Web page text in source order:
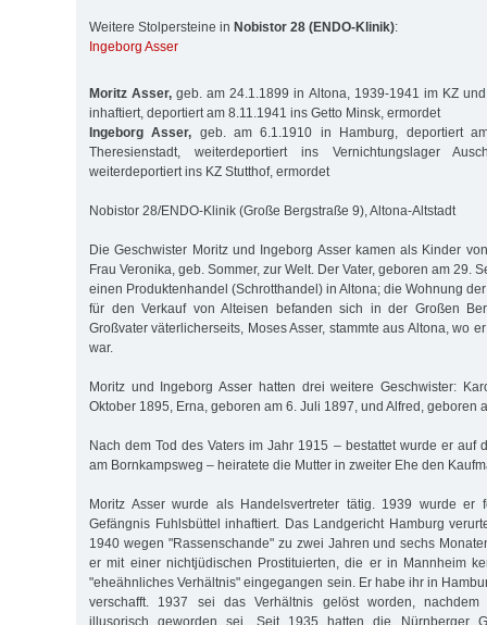
Weitere Stolpersteine in Nobistor 28 (ENDO-Klinik):
Ingeborg Asser
Moritz Asser, geb. am 24.1.1899 in Altona, 1939-1941 im KZ
inhaftiert, deportiert am 8.11.1941 ins Getto Minsk, ermordet
Ingeborg Asser, geb. am 6.1.1910 in Hamburg, deportiert
Theresienstadt, weiterdeportiert ins Vernichtungslager
weiterdeportiert ins KZ Stutthof, ermordet
Nobistor 28/ENDO-Klinik (Große Bergstraße 9), Altona-Altstadt
Die Geschwister Moritz und Ingeborg Asser kamen als Kinder
Frau Veronika, geb. Sommer, zur Welt. Der Vater, geboren am 29.
einen Produktenhandel (Schrotthandel) in Altona; die Wohnung
für den Verkauf von Alteisen befanden sich in der Großen
Großvater väterlicherseits, Moses Asser, stammte aus Altona, wo
war.
Moritz und Ingeborg Asser hatten drei weitere Geschwister:
Oktober 1895, Erna, geboren am 6. Juli 1897, und Alfred, geboren
Nach dem Tod des Vaters im Jahr 1915 – bestattet wurde er auf
am Bornkampsweg – heiratete die Mutter in zweiter Ehe den
Moritz Asser wurde als Handelsvertreter tätig. 1939 wurde er
Gefängnis Fuhlsbüttel inhaftiert. Das Landgericht Hamburg
1940 wegen "Rassenschande" zu zwei Jahren und sechs
er mit einer nichtjüdischen Prostituierten, die er in Mannheim
"eheähnliches Verhältnis" eingegangen sein. Er habe ihr in
verschafft. 1937 sei das Verhältnis gelöst worden, nachdem
illusorisch geworden sei. Seit 1935 hatten die Nürnberger